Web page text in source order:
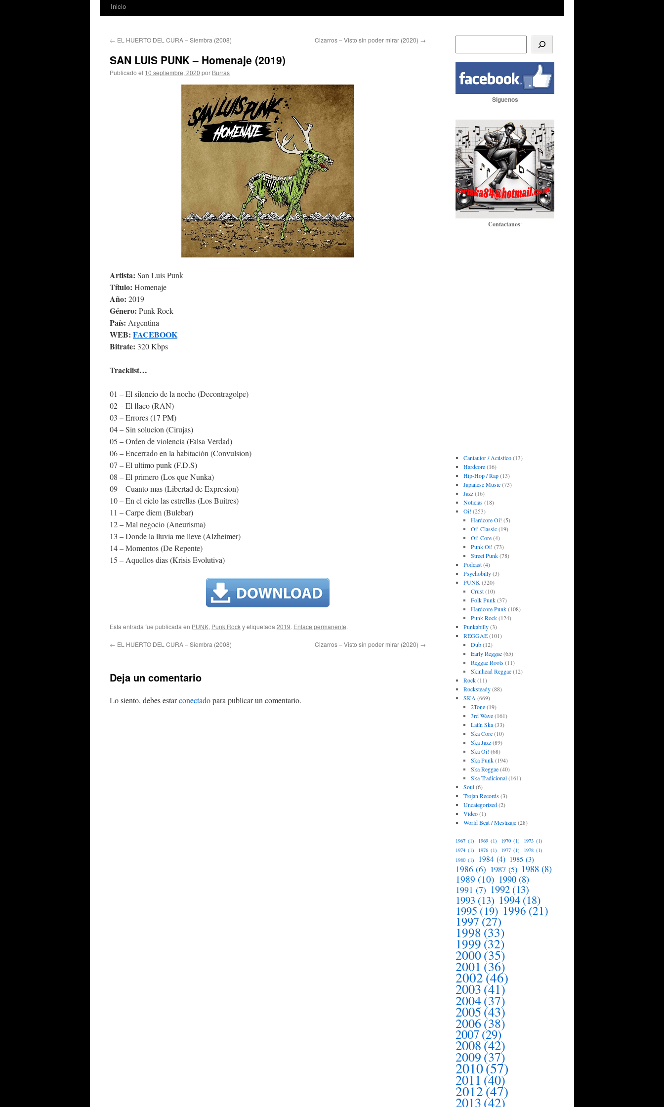
Inicio
← EL HUERTO DEL CURA – Siembra (2008) Cizarros – Visto sin poder mirar (2020) →
SAN LUIS PUNK – Homenaje (2019)
Publicado el 10 septiembre, 2020 por Burras
Artista: San Luis Punk
Título: Homenaje
Año: 2019
Género: Punk Rock
País: Argentina
WEB: FACEBOOK
Bitrate: 320 Kbps
Tracklist…
01 – El silencio de la noche (Decontragolpe)
02 – El flaco (RAN)
03 – Errores (17 PM)
04 – Sin solucion (Cirujas)
05 – Orden de violencia (Falsa Verdad)
06 – Encerrado en la habitación (Convulsion)
07 – El ultimo punk (F.D.S)
08 – El primero (Los que Nunka)
09 – Cuanto mas (Libertad de Expresion)
10 – En el cielo las estrellas (Los Buitres)
11 – Carpe diem (Bulebar)
12 – Mal negocio (Aneurisma)
13 – Donde la lluvia me lleve (Alzheimer)
14 – Momentos (De Repente)
15 – Aquellos dias (Krisis Evolutiva)
Esta entrada fue publicada en PUNK, Punk Rocky etiquetada 2019. Enlace permanente.
← EL HUERTO DEL CURA – Siembra (2008) Cizarros – Visto sin poder mirar (2020) →
Deja un comentario
Lo siento, debes estarconectadopara publicar un comentario.
Siguenos
Contactanos:
Cantautor / Acústico(13)
Hardcore(16)
Hip-Hop / Rap(13)
Japanese Music(73)
Jazz(16)
Noticias(18)
Oi! (253)
Hardcore Oi! (5)
Oi! Classic(19)
Oi! Core(4)
Punk Oi! (73)
Street Punk(78)
Podcast(4)
Psychobilly(3)
PUNK (320)
Crust(10)
Folk Punk(37)
Hardcore Punk(108)
Punk Rock(124)
Punkabilly(3)
REGGAE(101)
Dub(12)
Early Reggae(65)
Reggae Roots(11)
Skinhead Reggae(12)
Rock(11)
Rocksteady(88)
SKA (669)
2Tone(19)
3rd Wave(161)
Latín Ska(33)
Ska Core(10)
Ska Jazz(89)
Ska Oi! (68)
Ska Punk(194)
Ska Reggae(40)
Ska Tradicional(161)
Soul(6)
Trojan Records(3)
Uncategorized(2)
Video(1)
World Beat / Mestizaje(28)
1967 (1) 1969 (1) 1970 (1) 1973 (1)
1974 (1) 1976 (1) 1977 (1) 1978 (1)
1980 (1) 1984 (4) 1985 (3)
1986 (6) 1987 (5) 1988 (8)
1989 (10) 1990 (8)
1991 (7) 1992 (13)
1993 (13) 1994 (18)
1995 (19) 1996 (21)
1997(27)
1998(33)
1999 (32)
2000(35)
2001 (36)
2002(46)
2003 (41)
2004(37)
2005(43)
2006(38)
2007 (29)
2008(42)
2009 (37)
2010(57)
2011 (40)
2012(47)
2013 (42)